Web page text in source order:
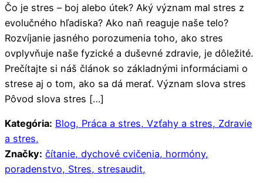
Čo je stres – boj alebo útek? Aký význam mal stres z
evolučného hľadiska? Ako naň reaguje naše telo?
Rozvíjanie jasného porozumenia toho, ako stres
ovplyvňuje naše fyzické a duševné zdravie, je dôležité.
Prečítajte si náš článok so základnými informáciami o
strese aj o tom, ako sa dá merať. Význam slova stres
Pôvod slova stres […]
Kategória: Blog, Práca a stres, Vzťahy a stres, Zdravie
a stres,
Značky: čítanie, dychové cvičenia, hormóny,
poradenstvo, Stres, stresaudit,